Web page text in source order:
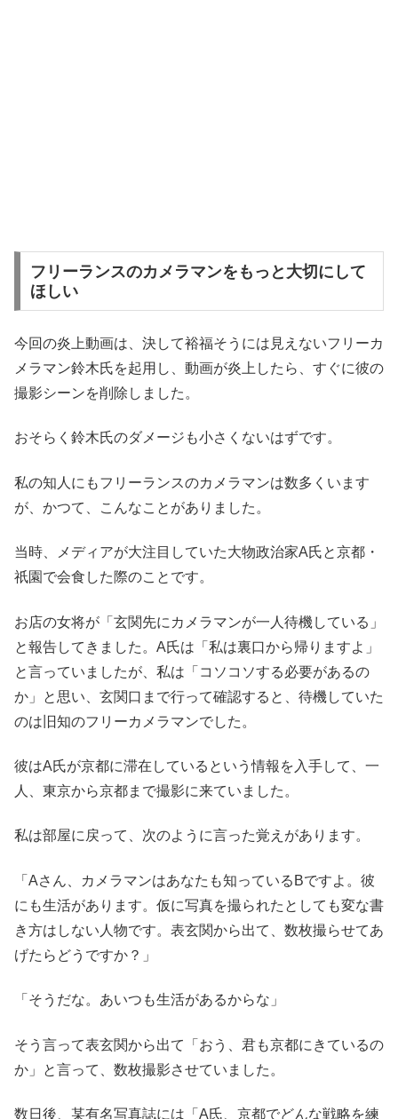
フリーランスのカメラマンをもっと大切にして
ほしい
今回の炎上動画は、決して裕福そうには見えないフリーカ
メラマン鈴木氏を起用し、動画が炎上したら、すぐに彼の
撮影シーンを削除しました。
おそらく鈴木氏のダメージも小さくないはずです。
私の知人にもフリーランスのカメラマンは数多くいます
が、かつて、こんなことがありました。
当時、メディアが大注目していた大物政治家A氏と京都・
祇園で会食した際のことです。
お店の女将が「玄関先にカメラマンが一人待機している」
と報告してきました。A氏は「私は裏口から帰りますよ」
と言っていましたが、私は「コソコソする必要があるの
か」と思い、玄関口まで行って確認すると、待機していた
のは旧知のフリーカメラマンでした。
彼はA氏が京都に滞在しているという情報を入手して、一
人、東京から京都まで撮影に来ていました。
私は部屋に戻って、次のように言った覚えがあります。
「Aさん、カメラマンはあなたも知っているBですよ。彼
にも生活があります。仮に写真を撮られたとしても変な書
き方はしない人物です。表玄関から出て、数枚撮らせてあ
げたらどうですか？」
「そうだな。あいつも生活があるからな」
そう言って表玄関から出て「おう、君も京都にきているの
か」と言って、数枚撮影させていました。
数日後、某有名写真誌には「A氏、京都でどんな戦略を練